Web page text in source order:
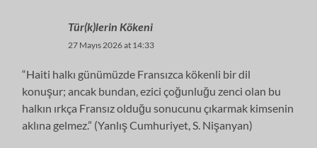
Tür(k)lerin Kökeni
27 Mayıs 2026 at 14:33
“Haiti halkı günümüzde Fransızca kökenli bir dil
konuşur; ancak bundan, ezici çoğunluğu zenci olan bu
halkın ırkça Fransız olduğu sonucunu çıkarmak kimsenin
aklına gelmez.” (Yanlış Cumhuriyet, S. Nişanyan)